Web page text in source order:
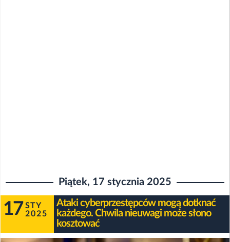
Piątek, 17 stycznia 2025
17 STY
2025
Ataki cyberprzestępców mogą dotknać
każdego. Chwila nieuwagi może słono
kosztować